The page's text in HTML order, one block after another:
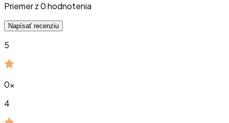
Priemer z0hodnotenia
Napísať recenziu
5
0x
4